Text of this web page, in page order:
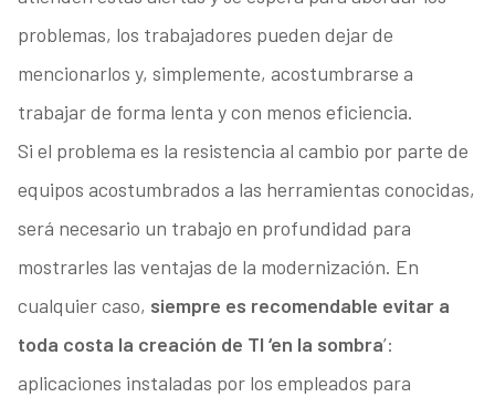
problemas, los trabajadores pueden dejar de
mencionarlos y, simplemente, acostumbrarse a
trabajar de forma lenta y con menos eficiencia.
Si el problema es la resistencia al cambio por parte de
equipos acostumbrados a las herramientas conocidas,
será necesario un trabajo en profundidad para
mostrarles las ventajas de la modernización. En
cualquier caso, siempre es recomendable evitar a
toda costa la creación de TI ‘en la sombra’:
aplicaciones instaladas por los empleados para